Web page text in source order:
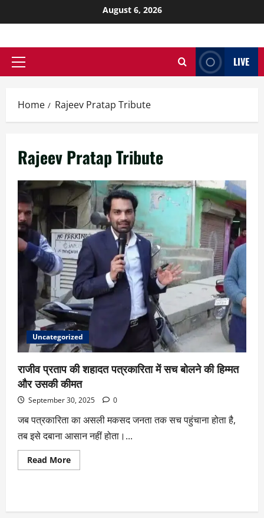
August 6, 2026
LIVE
Home Rajeev Pratap Tribute
Rajeev Pratap Tribute
Uncategorized
राजीव प्रताप की शहादत पत्रकारिता में सच बोलने की हिम्मत
और उसकी कीमत
September 30, 2025 0
जब पत्रकारिता का असली मकसद जनता तक सच पहुंचाना होता है,
तब इसे दबाना आसान नहीं होता।...
Read More